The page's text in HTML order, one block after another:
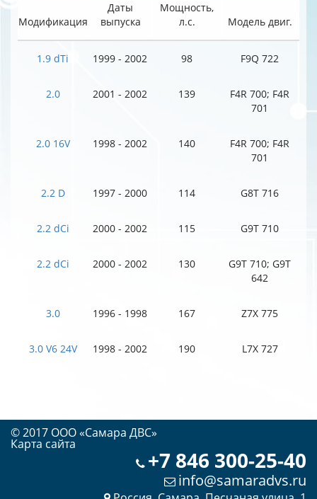
Модификация
Даты
выпуска
Мощность,
л.с.
Модель двиг.
1.9 dTi 1999 - 2002 98 F9Q 722
2.0 2001 - 2002 139
F4R 700; F4R
701
2.0 16V 1998 - 2002 140
F4R 700; F4R
701
2.2 D 1997 - 2000 114 G8T 716
2.2 dCi 2000 - 2002 115 G9T 710
2.2 dCi 2000 - 2002 130
G9T 710; G9T
642
3.0 1996 - 1998 167 Z7X 775
3.0 V6 24V 1998 - 2002 190 L7X 727
© 2017 OOO «Самара ДВС»
Карта сайта
+7 846 300-25-40
info@samaradvs.ru